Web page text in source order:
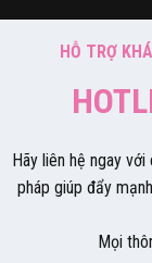
HỖ TRỢ
Hãy liên hệ ngay
pháp giúp đẩy
Mọi